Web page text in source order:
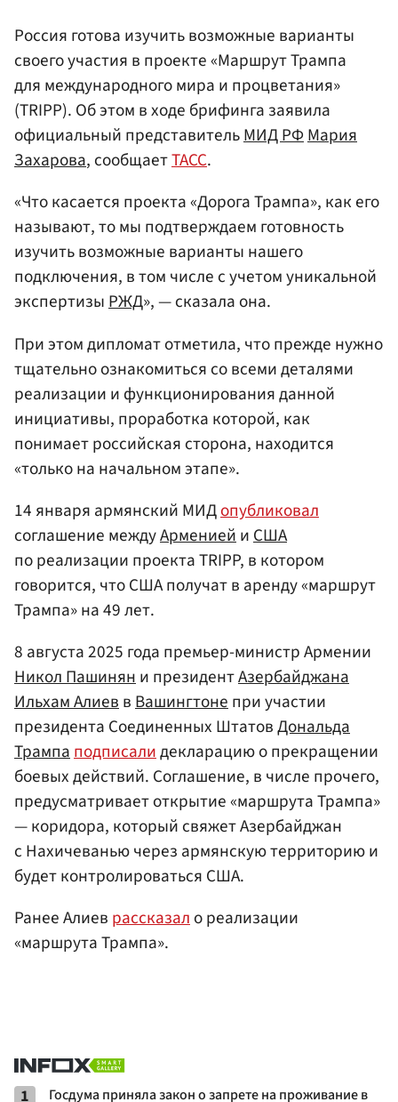
Россия готова изучить возможные варианты
своего участия в проекте «Маршрут Трампа
для международного мира и процветания»
(TRIPP). Об этом в ходе брифинга заявила
официальный представительМИД РФМария
Захарова, сообщаетТАСС.
«Что касается проекта «Дорога Трампа», как его
называют, то мы подтверждаем готовность
изучить возможные варианты нашего
подключения, в том числе с учетом уникальной
экспертизыРЖД», — сказала она.
При этом дипломат отметила, что прежде нужно
тщательно ознакомиться со всеми деталями
реализации и функционирования данной
инициативы, проработка которой, как
понимает российская сторона, находится
«только на начальном этапе».
14 января армянский МИДопубликовал
соглашение междуАрмениейиСША
по реализации проекта TRIPP, в котором
говорится, что США получат в аренду «маршрут
Трампа» на 49 лет.
8 августа 2025 года премьер-министр Армении
Никол Пашиняни президентАзербайджана
Ильхам АлиеввВашингтонепри участии
президента Соединенных ШтатовДональда
Трампаподписалидекларацию о прекращении
боевых действий. Соглашение, в числе прочего,
предусматривает открытие «маршрута Трампа»
— коридора, который свяжет Азербайджан
с Нахичеванью через армянскую территорию и
будет контролироваться США.
Ранее Алиев рассказало реализации
«маршрута Трампа».
1
Госдума приняла закон о запрете на проживание в